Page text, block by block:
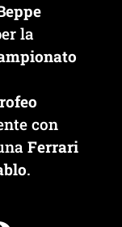
la
con
Ferrari
.